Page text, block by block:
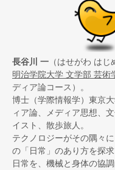
長谷川 一 （はせがわ はじ
明治学院大学 文学部 芸術
ディア論コース）。
博士（学際情報学）東京
ィア論、メディア思想、
イスト、散歩旅人。
テクノロジーがその隅々
の「日常」のあり方を探求
日常を、機械と身体の協